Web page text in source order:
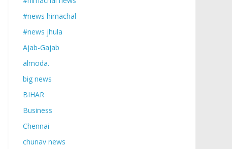
#news himachal
#news jhula
Ajab-Gajab
almoda.
big news
BIHAR
Business
Chennai
chunav news